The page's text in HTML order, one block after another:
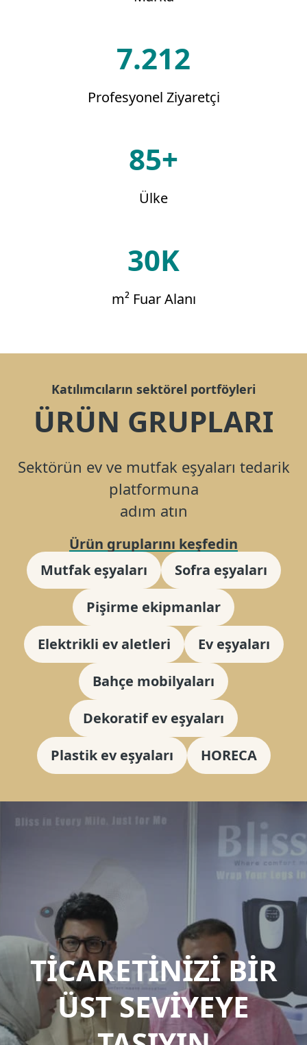
7.212
Profesyonel Ziyaretçi
85+
Ülke
30K
m² Fuar Alanı
Katılımcıların sektörel portföyleri
ÜRÜN GRUPLARI
Sektörün ev ve mutfak eşyaları tedarik
platformuna
adım atın
Ürün gruplarını keşfedin
Mutfak eşyaları
Sofra eşyaları
Pişirme ekipmanlar
Elektrikli ev aletleri
Ev eşyaları
Bahçe mobilyaları
Dekoratif ev eşyaları
Plastik ev eşyaları
HORECA
TİCARETİNİZİ BİR
ÜST SEVİYEYE